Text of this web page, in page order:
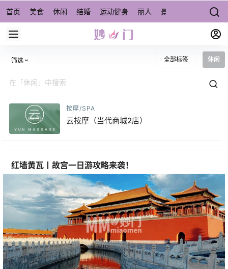
首页 美食 休闲 结婚 运动健身 丽人 景点/周边游 宠物
筛选 全部标签 休闲
按摩/SPA
云按摩（当代商城2店）
红墙黄瓦丨故宫一日游攻略来袭！